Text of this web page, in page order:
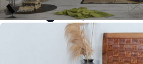
Hutankayu FurnitureAktif